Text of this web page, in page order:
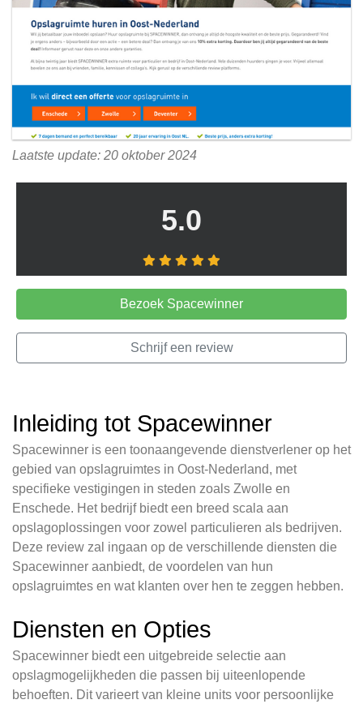
Laatste update: 20 oktober 2024
5.0
Bezoek Spacewinner
Schrijf een review
Inleiding tot Spacewinner
Spacewinner is een toonaangevende dienstverlener op het
gebied van opslagruimtes in Oost-Nederland, met
specifieke vestigingen in steden zoals Zwolle en
Enschede. Het bedrijf biedt een breed scala aan
opslagoplossingen voor zowel particulieren als bedrijven.
Deze review zal ingaan op de verschillende diensten die
Spacewinner aanbiedt, de voordelen van hun
opslagruimtes en wat klanten over hen te zeggen hebben.
Diensten en Opties
Spacewinner biedt een uitgebreide selectie aan
opslagmogelijkheden die passen bij uiteenlopende
behoeften. Dit varieert van kleine units voor persoonlijke